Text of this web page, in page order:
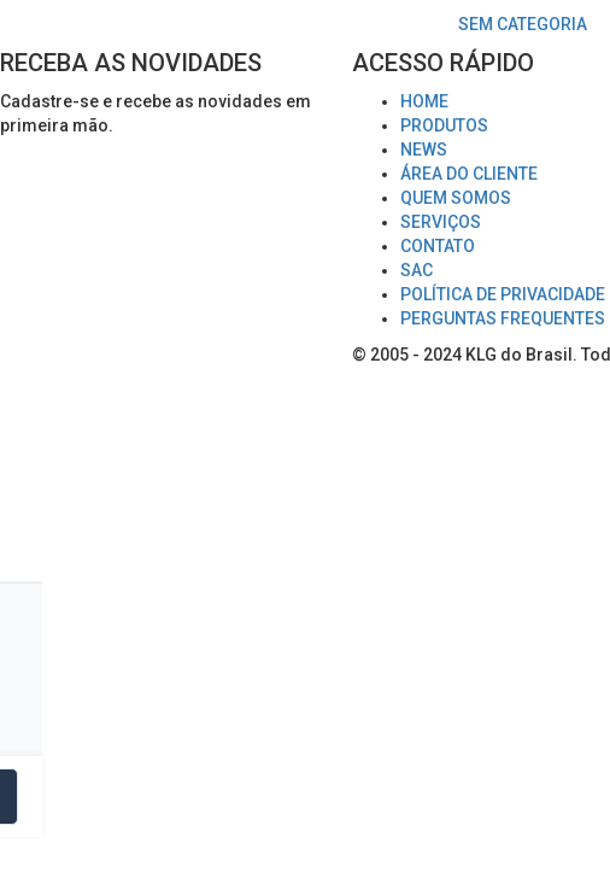
SEM CATEGORIA
RECEBA AS NOVIDADES
Cadastre-se e recebe as novidades em
primeira mão.
ACESSO RÁPIDO
HOME
PRODUTOS
NEWS
ÁREA DO CLIENTE
QUEM SOMOS
SERVIÇOS
CONTATO
SAC
POLÍTICA DE PRIVACIDADE
PERGUNTAS FREQUENTES
© 2005 - 2024 KLG do Brasil .